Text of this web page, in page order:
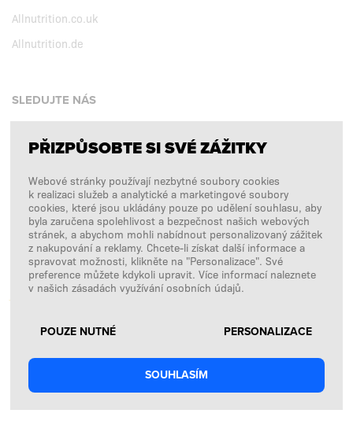
Allnutrition.co.uk
Allnutrition.de
SLEDUJTE NÁS
Facebook
Instagram
Copyright © 2026SFD S. A.
PLATBY ZPRACOVÁVÁ
PŘIZPŮSOBTE SI SVÉ ZÁŽITKY
Webové stránky používají nezbytné soubory cookies
k realizaci služeb a analytické a marketingové soubory
cookies, které jsou ukládány pouze po udělení souhlasu, aby
byla zaručena spolehlivost a bezpečnost našich webových
stránek, a abychom mohli nabídnout personalizovaný zážitek
z nakupování a reklamy. Chcete-li získat další informace a
spravovat možnosti, klikněte na "Personalizace". Své
preference můžete kdykoli upravit. Více informací naleznete
v našich zásadách využívání osobních údajů.
POUZE NUTNÉ PERSONALIZACE
SOUHLASÍM